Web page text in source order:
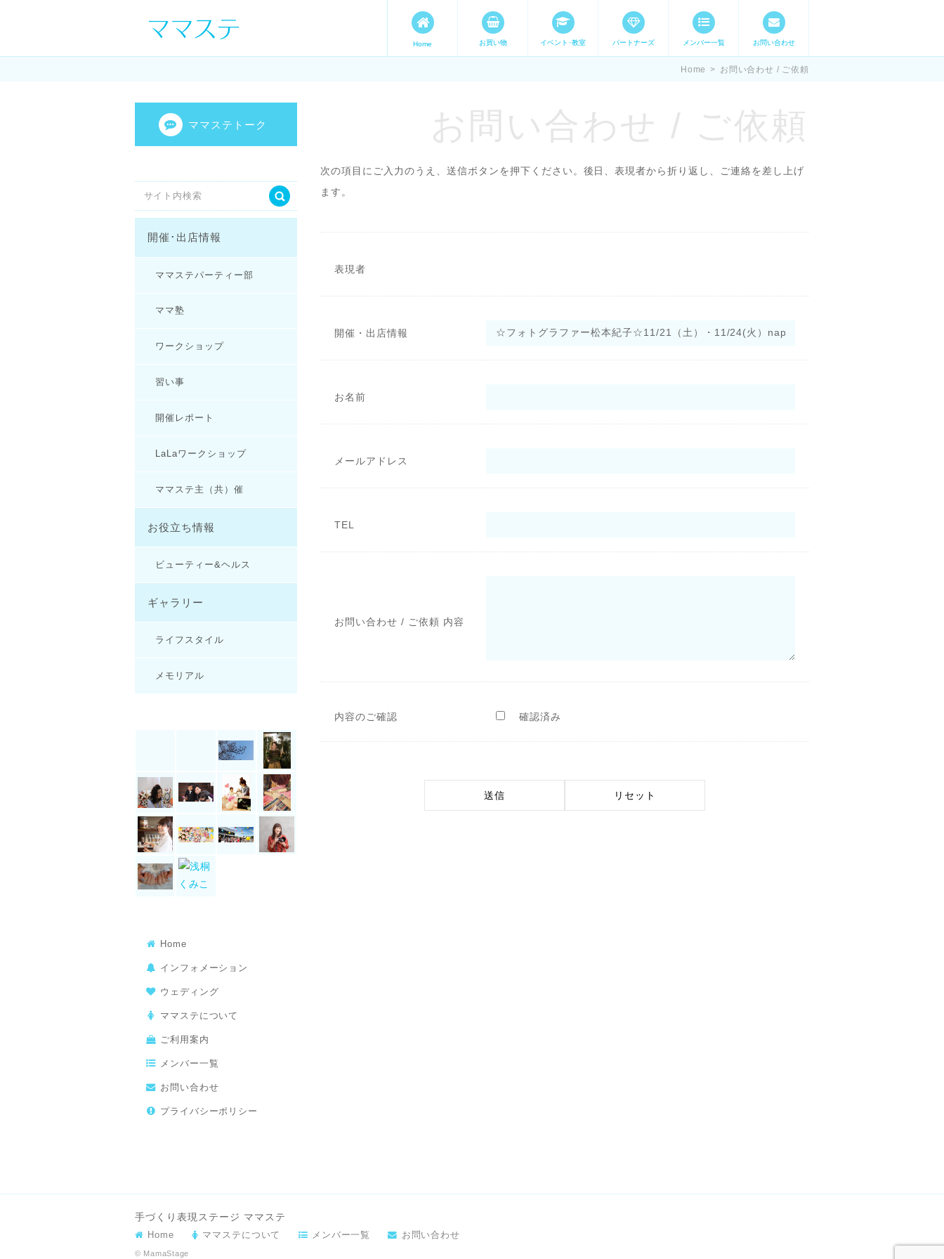
ママの才能発信します。 手づくり表現ステージ ママステ スキル・
Home お買い物 イベント･教室 パートナーズ メンバー一覧 お問い合わせ
Home > お問い合わせ / ご依頼
お問い合わせ / ご依頼
次の項目にご入力のうえ、送信ボタンを押下ください。後日、表現者から折り返し、ご連絡を差し上げ
ます。
表現者
開催・出店情報
お名前
メールアドレス
TEL
お問い合わせ / ご依頼 内容
内容のご確認 確認済み
ママステトーク
開催･出店情報
ママステパーティー部
ママ塾
ワークショップ
習い事
開催レポート
LaLaワークショップ
ママステ主（共）催
お役立ち情報
ビューティー&ヘルス
ギャラリー
ライフスタイル
メモリアル
Home
インフォメーション
ウェディング
ママステについて
ご利用案内
メンバー一覧
お問い合わせ
プライバシーポリシー
手づくり表現ステージ ママステ
Home ママステについて メンバー一覧 お問い合わせ
© MamaStage